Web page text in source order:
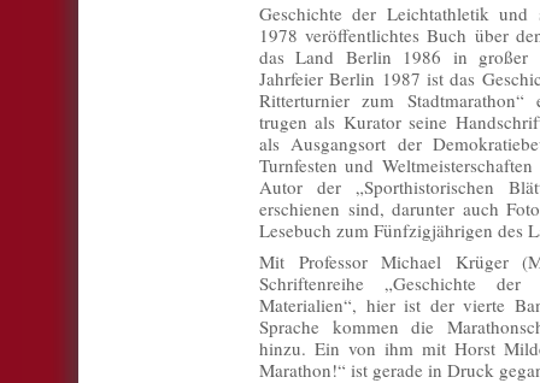
Geschichte der Leichtathletik und
1978 veröffentlichtes Buch über
das Land Berlin 1986 in großer
Jahrfeier Berlin 1987 ist das
Ritterturnier zum Stadtmarathon“
trugen als Kurator seine
als Ausgangsort der
Turnfesten und
Autor der „Sporthistorischen
erschienen sind, darunter auch
Lesebuch zum Fünfzigjährigen des
Mit Professor Michael Krüger
Schriftenreihe „Geschichte
Materialien“, hier ist der vierte
Sprache kommen die
hinzu. Ein von ihm mit Horst
Marathon!“ ist gerade in Druck